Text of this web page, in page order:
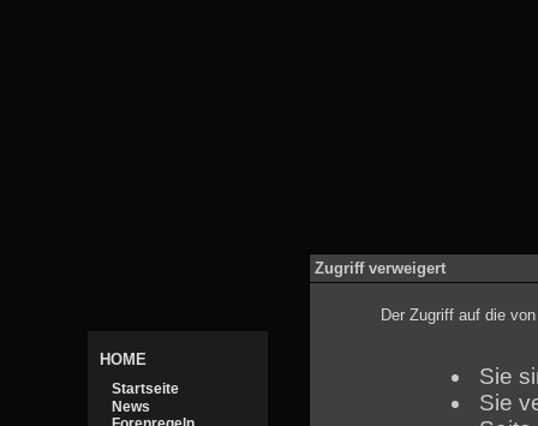
HOME
Startseite
News
Zugriff verweigert
Der Zugriff auf die
Sie
Sie